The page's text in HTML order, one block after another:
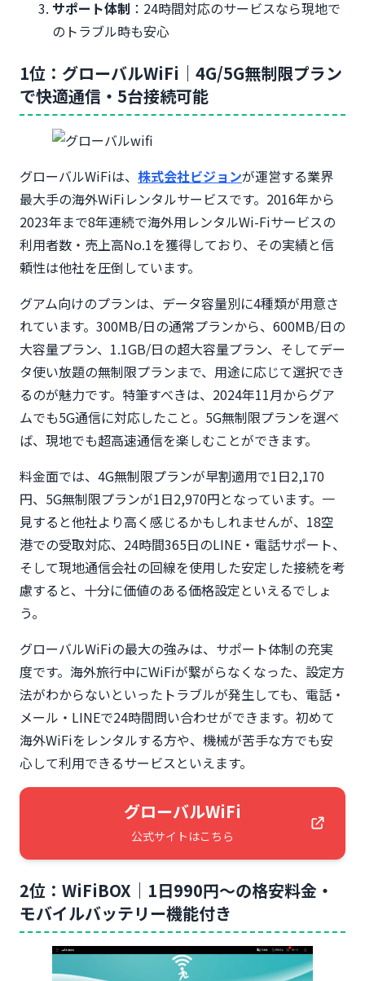
サポート体制 ：24時間対応のサービスなら現地で
のトラブル時も安心
1位：グローバルWiFi｜4G/5G無制限プラン
で快適通信・5台接続可能
グローバルWiFiは、 株式会社ビジョンが運営する業界
最大手の海外WiFiレンタルサービスです。2016年から
2023年まで8年連続で海外用レンタルWi-Fiサービスの
利用者数・売上高No.1を獲得しており、その実績と信
頼性は他社を圧倒しています。
グアム向けのプランは、データ容量別に4種類が用意さ
れています。300MB/日の通常プランから、600MB/日の
大容量プラン、1.1GB/日の超大容量プラン、そしてデー
タ使い放題の無制限プランまで、用途に応じて選択でき
るのが魅力です。特筆すべきは、2024年11月からグア
ムでも5G通信に対応したこと。5G無制限プランを選べ
ば、現地でも超高速通信を楽しむことができます。
料金面では、4G無制限プランが早割適用で1日2,170
円、5G無制限プランが1日2,970円となっています。一
見すると他社より高く感じるかもしれませんが、18空
港での受取対応、24時間365日のLINE・電話サポート、
そして現地通信会社の回線を使用した安定した接続を考
慮すると、十分に価値のある価格設定といえるでしょ
う。
グローバルWiFiの最大の強みは、サポート体制の充実
度です。海外旅行中にWiFiが繋がらなくなった、設定方
法がわからないといったトラブルが発生しても、電話・
メール・LINEで24時間問い合わせができます。初めて
海外WiFiをレンタルする方や、機械が苦手な方でも安
心して利用できるサービスといえます。
グローバルWiFi
公式サイトはこちら
2位：WiFiBOX｜1日990円～の格安料金・
モバイルバッテリー機能付き